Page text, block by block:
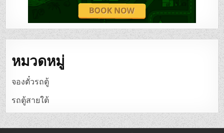
หมวดหมู่
จองตั๋วรถตู้
รถตู้สายใต้